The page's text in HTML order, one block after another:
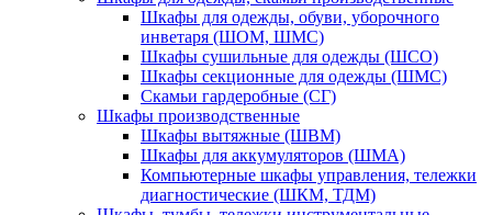
Шкафы для одежды, обуви, уборочного
инветаря (ШОМ, ШМС)
Шкафы сушильные для одежды (ШСО)
Шкафы секционные для одежды (ШМС)
Скамьи гардеробные (СГ)
Шкафы производственные
Шкафы вытяжные (ШВМ)
Шкафы для аккумуляторов (ШМА)
Компьютерные шкафы управления, тележки
диагностические (ШКМ, ТДМ)